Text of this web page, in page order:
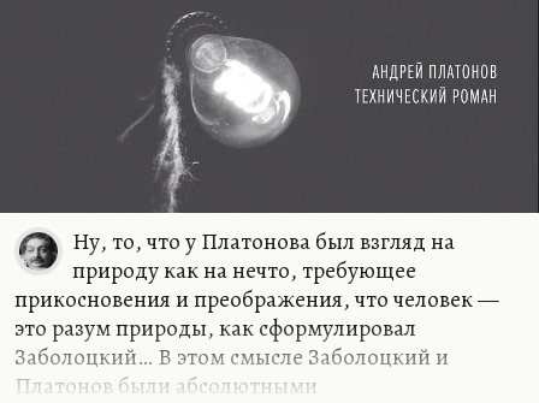
Ну, то, что у Платонова был взгляд на
природу как на нечто, требующее
прикосновения и преображения, что человек —
это разум природы, как сформулировал
Заболоцкий… В этом смысле Заболоцкий и
Платонов были абсолютными